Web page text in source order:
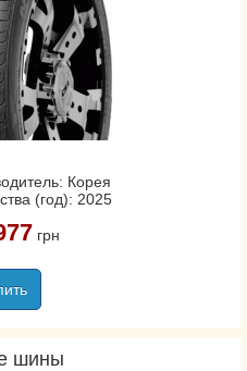
Корея
(год): 2025
грн
шины